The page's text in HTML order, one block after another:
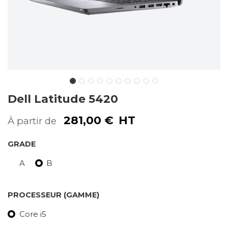
Dell Latitude 5420
À partir de 281,00 € HT
GRADE
A B
PROCESSEUR (GAMME)
Core i5